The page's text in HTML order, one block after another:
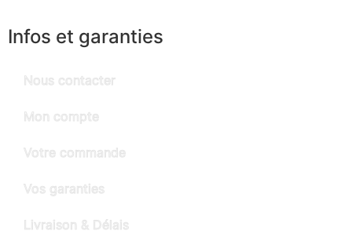
Infos et garanties
Nous contacter
Mon compte
Votre commande
Vos garanties
Livraison & Délais